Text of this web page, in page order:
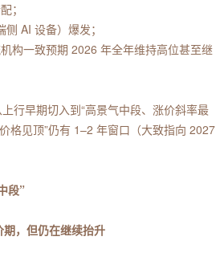
；
AI 设备）爆发；
构一致预期 2026 年全年维持高位甚至继
行早期切入到“高景气中段、涨价斜率最
格见顶”仍有 1–2 年窗口（大致指向 2027
段”
，但仍在继续抬升